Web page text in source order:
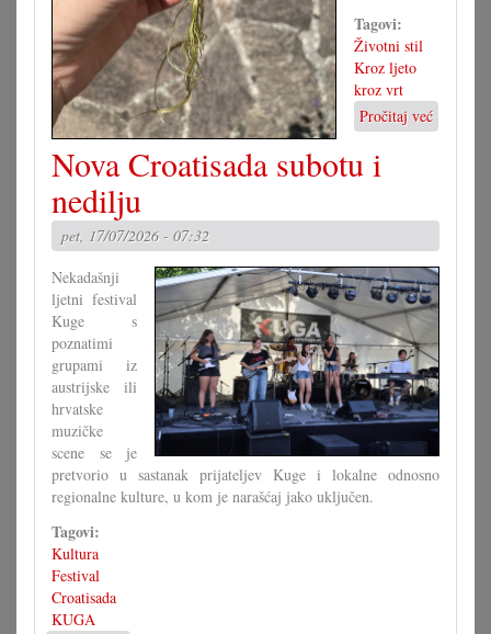
Tagovi:
Životni stil
Kroz ljeto
kroz vrt
Pročitaj već
Nova Croatisada subotu i
nedilju
pet, 17/07/2026 - 07:32
Nekadašnji
ljetni festival
Kuge s
poznatimi
grupami iz
austrijske ili
hrvatske
muzičke
scene se je
pretvorio u sastanak prijateljev Kuge i lokalne odnosno
regionalne kulture, u kom je narašćaj jako uključen.
Tagovi:
Kultura
Festival
Croatisada
KUGA